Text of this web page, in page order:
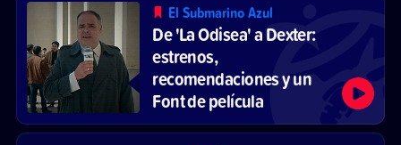
El Submarino Azul
De 'La Odisea' a Dexter:
estrenos,
recomendaciones y un
Font de película